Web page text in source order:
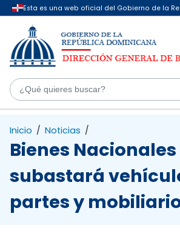
Saltar al contenido principal
Inicio / Noticias /
Bienes Nacionales
subastará
partes y